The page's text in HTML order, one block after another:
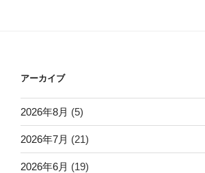
アーカイブ
2026年8月 (5)
2026年7月 (21)
2026年6月 (19)